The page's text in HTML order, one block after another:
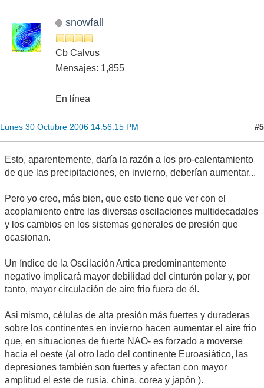
snowfall
Cb Calvus
Mensajes: 1,855
En línea
Lunes 30 Octubre 2006 14:56:15 PM #5
Esto, aparentemente, daría la razón a los pro-calentamiento
de que las precipitaciones, en invierno, deberían aumentar...
Pero yo creo, más bien, que esto tiene que ver con el
acoplamiento entre las diversas oscilaciones multidecadales
y los cambios en los sistemas generales de presión que
ocasionan.
Un índice de la Oscilación Artica predominantemente
negativo implicará mayor debilidad del cinturón polar y, por
tanto, mayor circulación de aire frio fuera de él.
Asi mismo, células de alta presión más fuertes y duraderas
sobre los continentes en invierno hacen aumentar el aire frio
que, en situaciones de fuerte NAO- es forzado a moverse
hacia el oeste (al otro lado del continente Euroasiático, las
depresiones también son fuertes y afectan con mayor
amplitud el este de rusia, china, corea y japón ).